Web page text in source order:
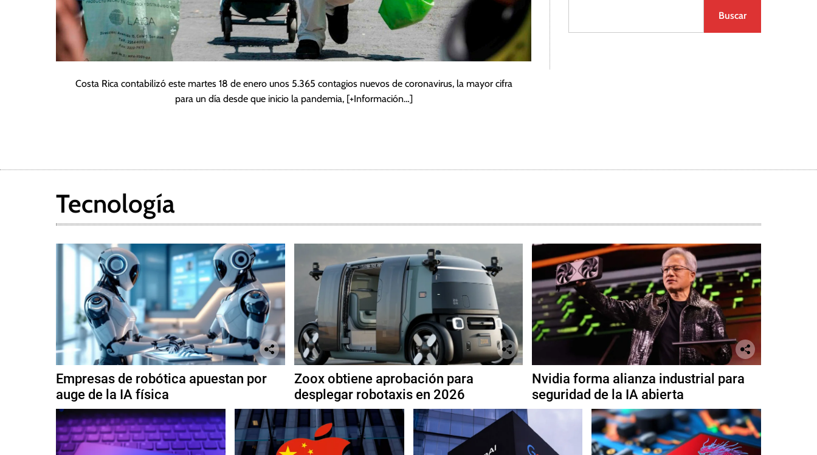
Costa Rica contabilizó este martes 18 de enero unos 5.365 contagios nuevos de coronavirus, la mayor cifra
para un día desde que inicio la pandemia, [+Información…]
Buscar
Tecnología
Empresas de robótica apuestan por
auge de la IA física
Zoox obtiene aprobación para
desplegar robotaxis en 2026
Nvidia forma alianza industrial para
seguridad de la IA abierta